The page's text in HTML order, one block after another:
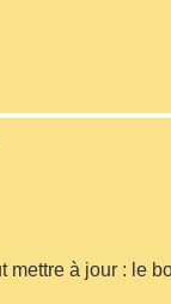
mettre à jour : le